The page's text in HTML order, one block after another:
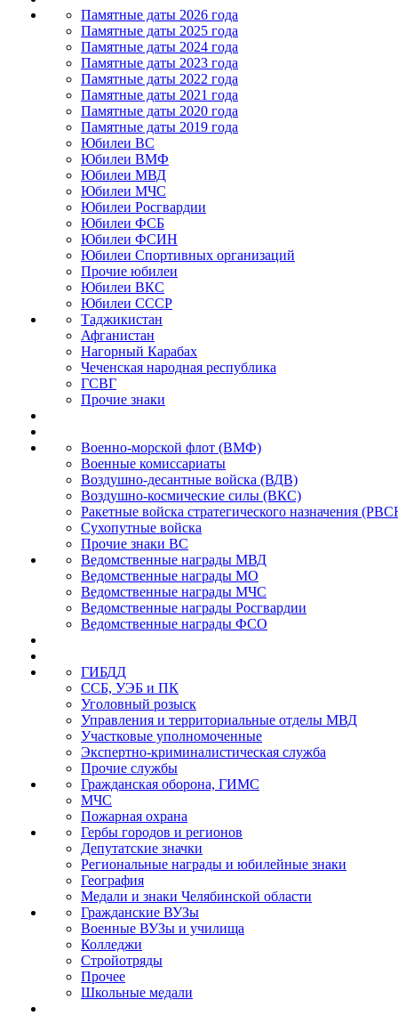
Памятные даты 2026 года
Памятные даты 2025 года
Памятные даты 2024 года
Памятные даты 2023 года
Памятные даты 2022 года
Памятные даты 2021 года
Памятные даты 2020 года
Памятные даты 2019 года
Юбилеи ВС
Юбилеи ВМФ
Юбилеи МВД
Юбилеи МЧС
Юбилеи Росгвардии
Юбилеи ФСБ
Юбилеи ФСИН
Юбилеи Спортивных организаций
Прочие юбилеи
Юбилеи ВКС
Юбилеи СССР
Таджикистан
Афганистан
Нагорный Карабах
Чеченская народная республика
ГСВГ
Прочие знаки
Военно-морской флот (ВМФ)
Военные комиссариаты
Воздушно-десантные войска (ВДВ)
Воздушно-космические силы (ВКС)
Ракетные войска стратегического назначения
Сухопутные войска
Прочие знаки ВС
Ведомственные награды МВД
Ведомственные награды МО
Ведомственные награды МЧС
Ведомственные награды Росгвардии
Ведомственные награды ФСО
ГИБДД
ССБ, УЭБ и ПК
Уголовный розыск
Управления и территориальные отделы МВД
Участковые уполномоченные
Экспертно-криминалистическая служба
Прочие службы
Гражданская оборона, ГИМС
МЧС
Пожарная охрана
Гербы городов и регионов
Депутатские значки
Региональные награды и юбилейные знаки
География
Медали и знаки Челябинской области
Гражданские ВУЗы
Военные ВУЗы и училища
Колледжи
Стройотряды
Прочее
Школьные медали